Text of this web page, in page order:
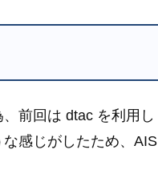
前回は dtac を利用し
感じがしたため、AIS